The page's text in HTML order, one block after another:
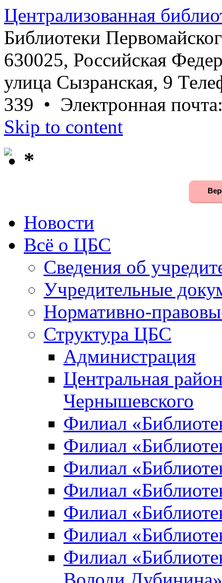
Централизованная
Библиотеки
630025, Российская
улица Сызранская, 9
339 • Электронная
Skip to content
*
Новости
Всё о ЦБС
Сведения об
Учредительные
Нормативно-
Структура ЦБС
Администрация
Центральная
Чернышевского
Филиал
Филиал
Филиал
Филиал
Филиал
Филиал
Филиал